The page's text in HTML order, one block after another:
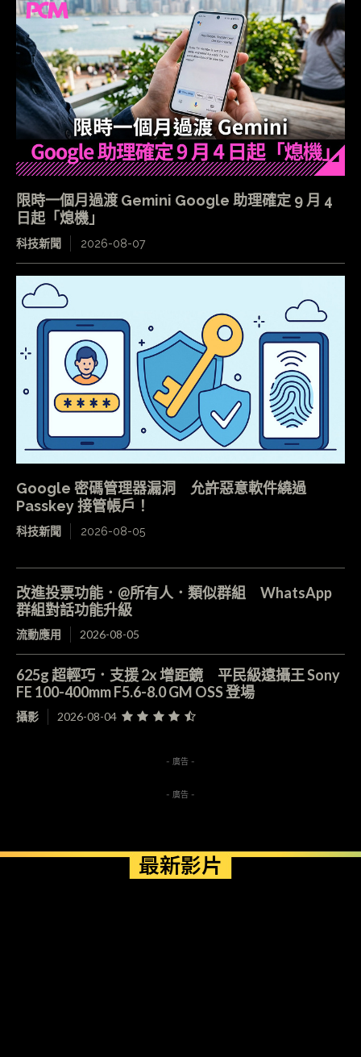
限時一個月過渡 Gemini Google 助理確定 9 月 4
日起「熄機」
科技新聞 2026-08-07
Google 密碼管理器漏洞 允許惡意軟件繞過
Passkey 接管帳戶！
科技新聞 2026-08-05
改進投票功能．@所有人．類似群組 WhatsApp
群組對話功能升級
流動應用 2026-08-05
625g 超輕巧．支援 2x 增距鏡 平民級遠攝王 Sony
FE 100-400mm F5.6-8.0 GM OSS 登場
攝影 2026-08-04
- 廣告 -
- 廣告 -
最新影片